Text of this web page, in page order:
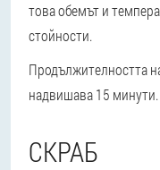
това обемът и
стойности.
Продължителността
надвишава 15 минути.
СКРАБ